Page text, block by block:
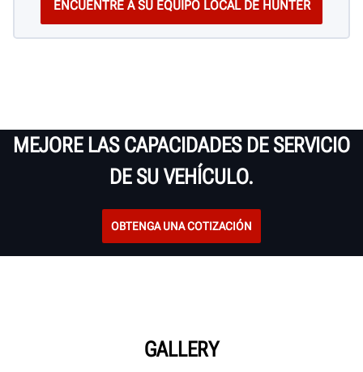
MEJORE LAS CAPACIDADES DE SERVICIO
DE SU VEHÍCULO.
OBTENGA UNA COTIZACIÓN
GALLERY